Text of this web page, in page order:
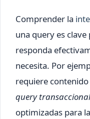
Comprender la
una query es
responda
necesita. Por
requiere
query transaccional
optimizadas para